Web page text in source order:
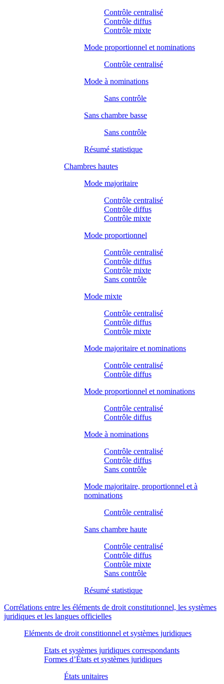
Contrôle centralisé
Contrôle diffus
Contrôle mixte
Mode proportionnel et nominations
Contrôle centralisé
Mode à nominations
Sans contrôle
Sans chambre basse
Sans contrôle
Résumé statistique
Chambres hautes
Mode majoritaire
Contrôle centralisé
Contrôle diffus
Contrôle mixte
Mode proportionnel
Contrôle centralisé
Contrôle diffus
Contrôle mixte
Sans contrôle
Mode mixte
Contrôle centralisé
Contrôle diffus
Contrôle mixte
Mode majoritaire et nominations
Contrôle centralisé
Contrôle diffus
Mode proportionnel et nominations
Contrôle centralisé
Contrôle diffus
Mode à nominations
Contrôle centralisé
Contrôle diffus
Sans contrôle
Mode majoritaire, proportionnel et à
nominations
Contrôle centralisé
Sans chambre haute
Contrôle centralisé
Contrôle diffus
Contrôle mixte
Sans contrôle
Résumé statistique
Corrélations entre les éléments de droit constitutionnel, les systèmes
juridiques et les langues officielles
Eléments de droit constitionnel et systèmes juridiques
Etats et systèmes juridiques correspondants
Formes d’États et systèmes juridiques
États unitaires